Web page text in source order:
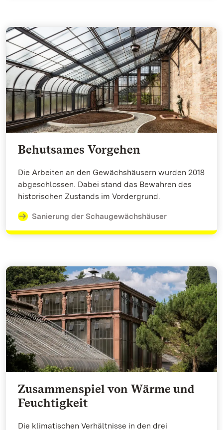
Behutsames Vorgehen
Die Arbeiten an den Gewächshäusern wurden 2018
abgeschlossen. Dabei stand das Bewahren des
historischen Zustands im Vordergrund.
Sanierung der Schaugewächshäuser
Zusammenspiel von Wärme und
Feuchtigkeit
Die klimatischen Verhältnisse in den drei